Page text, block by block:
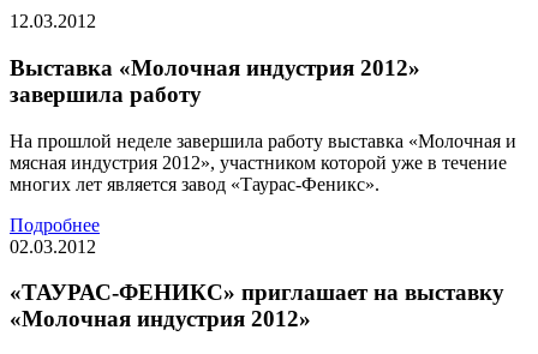
12.03.2012
Выставка «Молочная индустрия 2012»
завершила работу
На прошлой неделе завершила работу выставка «Молочная и
мясная индустрия 2012», участником которой уже в течение
многих лет является завод «Таурас-Феникс».
Подробнее
02.03.2012
«ТАУРАС-ФЕНИКС» приглашает на выставку
«Молочная индустрия 2012»